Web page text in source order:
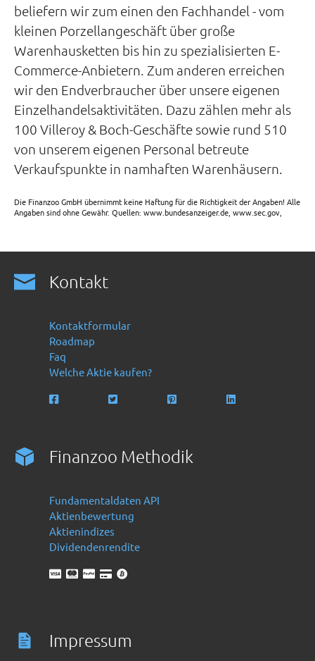
beliefern wir zum einen den Fachhandel - vom
kleinen Porzellangeschäft über große
Warenhausketten bis hin zu spezialisierten E-
Commerce-Anbietern. Zum anderen erreichen
wir den Endverbraucher über unsere eigenen
Einzelhandelsaktivitäten. Dazu zählen mehr als
100 Villeroy & Boch-Geschäfte sowie rund 510
von unserem eigenen Personal betreute
Verkaufspunkte in namhaften Warenhäusern.
Die Finanzoo GmbH übernimmt keine Haftung für die Richtigkeit der Angaben! Alle
Angaben sind ohne Gewähr. Quellen: www.bundesanzeiger.de, www.sec.gov,
Kontakt
Kontaktformular
Roadmap
Faq
Welche Aktie kaufen?
Finanzoo Methodik
Fundamentaldaten API
Aktienbewertung
Aktienindizes
Dividendenrendite
Impressum